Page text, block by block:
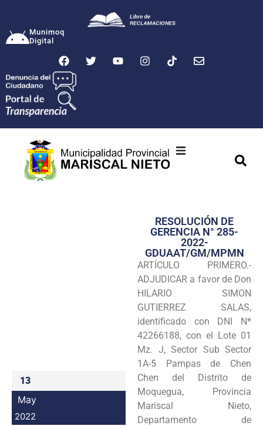
Munimoq
Digital
Transparencia
Seguridad
Programas
Intranet
13
May
2022
RESOLUCIÓN DE
GERENCIA N° 285-
2022-
GDUAAT/GM/MPMN
ARTÍCULO PRIMERO.-
ADJUDICAR a favor de Don
HILARIO SIMON
GUTIERREZ SALAS,
identificado con DNI N*
42266188, con el Lote 01
Mz. J, Sector Sub Sector
1A-5 Pampas de Chen
Chen del Distrito de
Moquegua, Provincia
Mariscal Nieto,
Departamento de